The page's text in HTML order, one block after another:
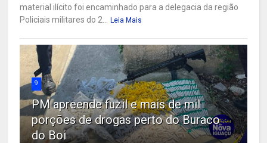
material ilícito foi encaminhado para a delegacia da região
Policiais militares do 2...
Leia Mais
9
PM apreende fuzil e mais de mil
porções de drogas perto do Buraco
do Boi